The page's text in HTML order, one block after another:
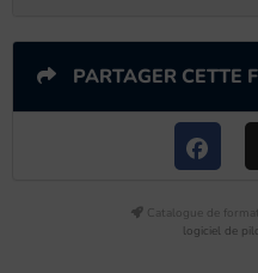
PARTAGER CETTE
Catalogue de
logiciel de